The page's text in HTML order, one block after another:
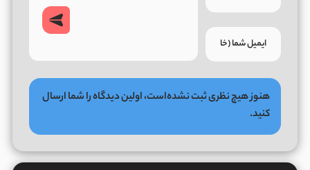
هنوز هیچ نظری ثبت نشده‌است، اولین دیدگاه را شما ارسال
کنید.